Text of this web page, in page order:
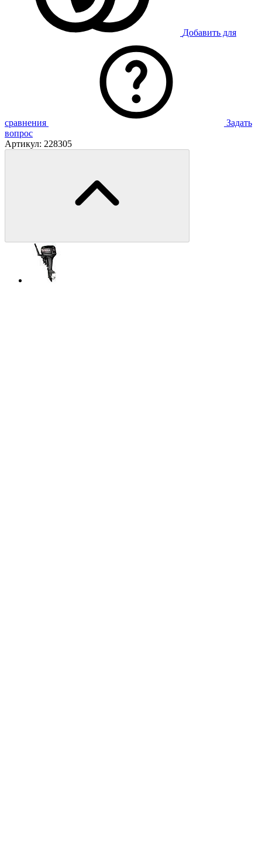
Добавить для
сравнения
Задать
вопрос
Артикул: 228305